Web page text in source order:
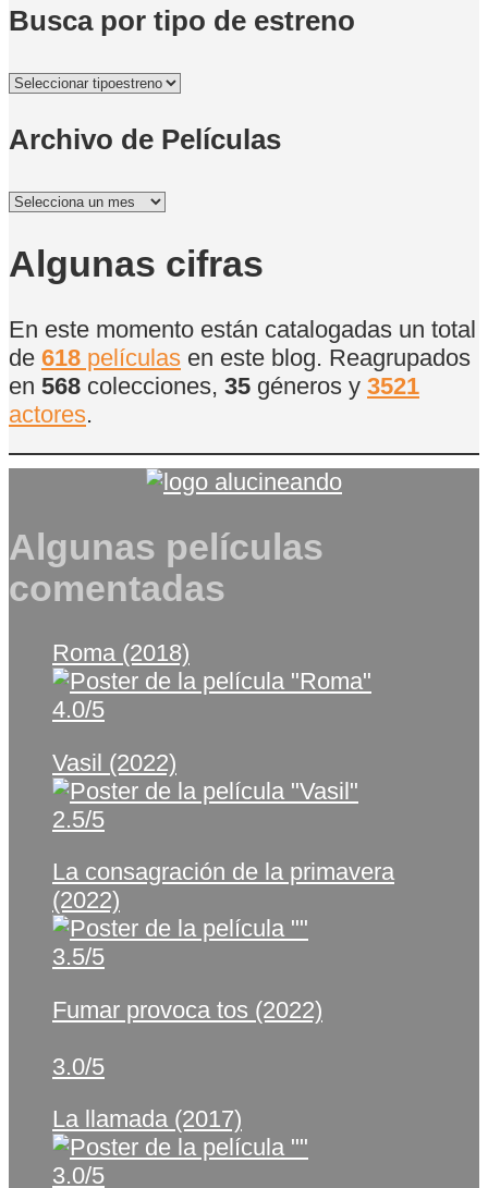
Busca por tipo de estreno
Archivo de Películas
Archivo
Películas
Algunas cifras
En este momento están catalogadas un total
de 618 películas en este blog. Reagrupados
en 568 colecciones, 35 géneros y 3521
actores.
Algunas películas
comentadas
Roma (2018)
4.0/5
Vasil (2022)
2.5/5
La consagración de la primavera
(2022)
3.5/5
Fumar provoca tos (2022)
3.0/5
La llamada (2017)
3.0/5